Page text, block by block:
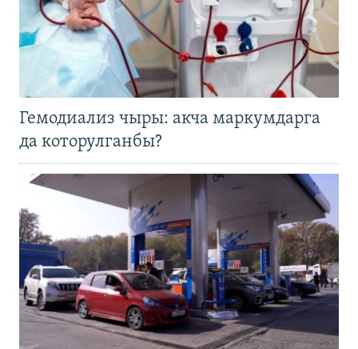
Гемодиализ чыры: акча маркумдарга
да которулганбы?